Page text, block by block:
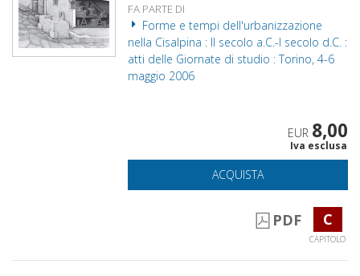
FA PARTE DI
Forme e tempi dell'urbanizzazione
nella Cisalpina : II secolo a.C.-I secolo d.C. :
atti delle Giornate di studio : Torino, 4-6
maggio 2006
EUR 8,00
Iva esclusa
ACQUISTA
PDF C
CAPITOLO